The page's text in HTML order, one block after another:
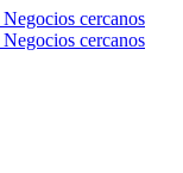
Negocios cercanos
Negocios cercanos